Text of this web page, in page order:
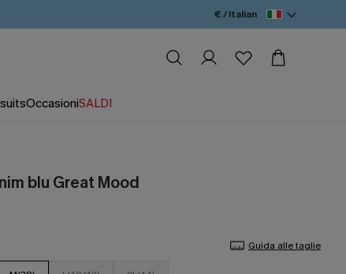
€ / Italian
OccasioniSALDI
blu Great Mood
Guida alle taglie